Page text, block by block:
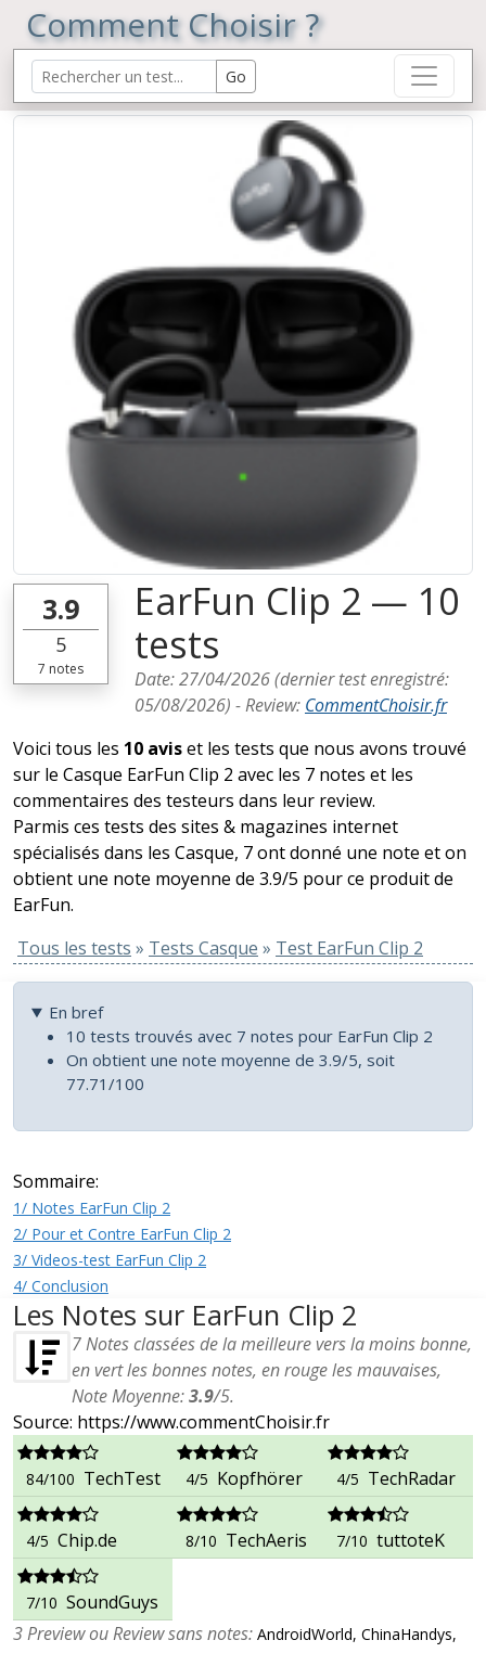
Comment Choisir ?
3.9
5
7 notes
EarFun Clip 2 — 10
tests
Date:27/04/2026(dernier test enregistré:
05/08/2026) -Review: CommentChoisir.fr
Voici tous les 10 aviset les tests que nous avons trouvé
sur le Casque EarFun Clip 2 avec les 7 notes et les
commentaires des testeurs dans leur review.
Parmis ces tests des sites & magazines internet
spécialisés dans les Casque, 7 ont donné une note et on
obtient une note moyenne de 3.9/5 pour ce produit de
EarFun.
Tous les tests » Tests Casque » Test EarFun Clip 2
En bref
10 tests trouvés avec 7 notes pour EarFun Clip 2
On obtient une note moyenne de 3.9/5, soit
77.71/100
Sommaire:
1/ Notes EarFun Clip 2
2/ Pour et Contre EarFun Clip 2
3/ Videos-test EarFun Clip 2
4/ Conclusion
Les Notes sur EarFun Clip 2
7Notes classées de la meilleure vers la moins bonne,
en vert les bonnes notes, en rouge les mauvaises,
Note Moyenne:3.9/5.
Source: https://www.commentChoisir.fr
84/100 TechTest 4/5 Kopfhörer 4/5 TechRadar
4/5 Chip.de 8/10 TechAeris 7/10 tuttoteK
7/10 SoundGuys
3 Preview ou Review sans notes: AndroidWorld, ChinaHandys,